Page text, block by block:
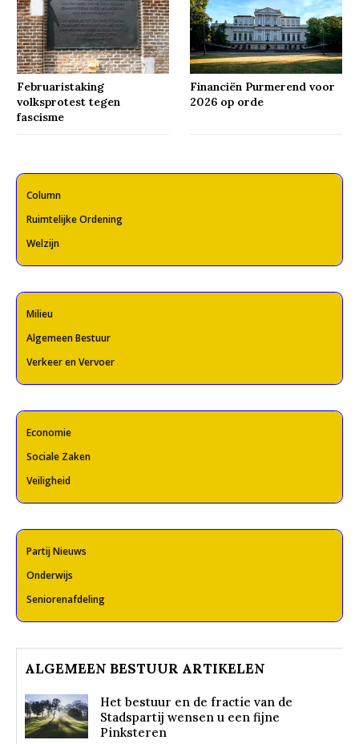
Februaristaking
volksprotest tegen
fascisme
Financiën Purmerend voor
2026 op orde
Column
Ruimtelijke Ordening
Welzijn
Milieu
Algemeen Bestuur
Verkeer en Vervoer
Economie
Sociale Zaken
Veiligheid
Partij Nieuws
Onderwijs
Seniorenafdeling
ALGEMEEN BESTUUR ARTIKELEN
Het bestuur en de fractie van de
Stadspartij wensen u een fijne
Pinksteren